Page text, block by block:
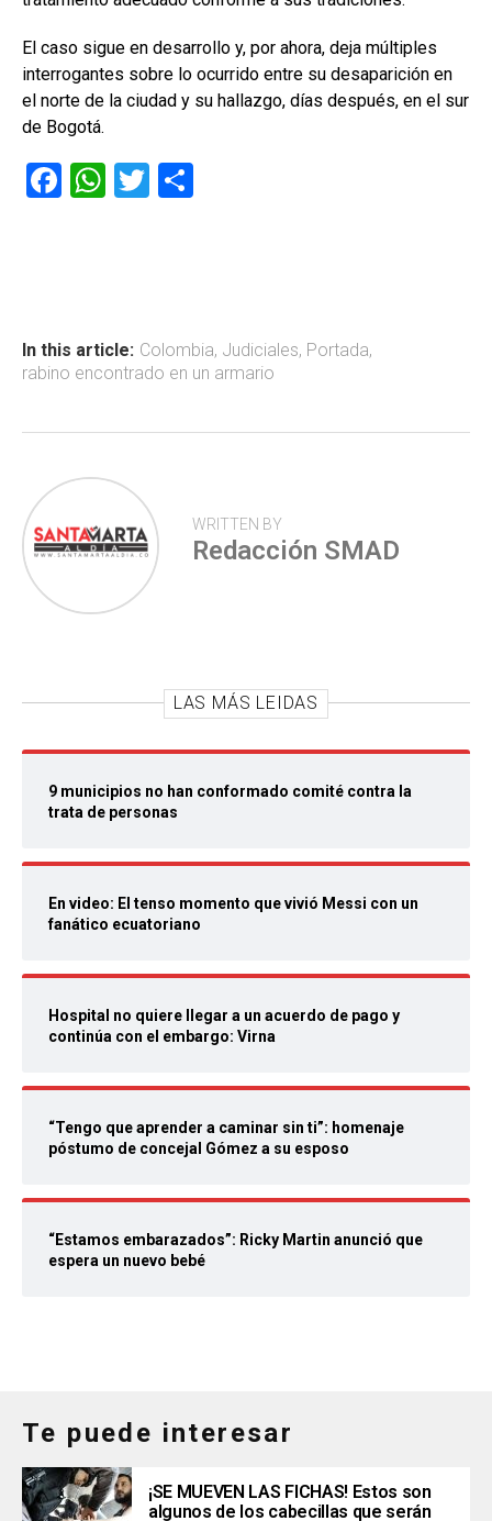
El caso sigue en desarrollo y, por ahora, deja múltiples
interrogantes sobre lo ocurrido entre su desaparición en
el norte de la ciudad y su hallazgo, días después, en el sur
de Bogotá.
F
ok
W
p
p
T
tir
In this article: Colombia, Judiciales, Portada,
rabino encontrado en un armario
WRITTEN BY
Redacción SMAD
LAS MÁS LEIDAS
9 municipios no han conformado comité contra la
trata de personas
En video: El tenso momento que vivió Messi con un
fanático ecuatoriano
Hospital no quiere llegar a un acuerdo de pago y
continúa con el embargo: Virna
“Tengo que aprender a caminar sin ti”: homenaje
póstumo de concejal Gómez a su esposo
“Estamos embarazados”: Ricky Martin anunció que
espera un nuevo bebé
Te puede interesar
¡SE MUEVEN LAS FICHAS! Estos son
algunos de los cabecillas que serán